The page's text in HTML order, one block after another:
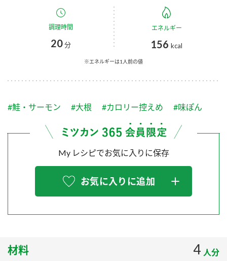
スープ 中華
ふりかけ おすしの素
炊き込みご飯の素 米飯用調味液
お酢ドリンク
つゆ
鍋なび
スペシャルサイト
お酢を知ろう！
ぽん酢サワー
企業理念
ミツカンを知る
環境への取り組み
ZENB initiative
MIM（ミツカンミュージアム）
販売終了製品のご案内
よくあるご質問
地図から取り扱い店舗を探す
調理時間
20分
エネルギー
156 kcal
※エネルギーは1人前の値
#鮭・サーモン #大根 #カロリー控えめ #味ぽん
My レシピでお気に入りに保存
お気に入りに追加
材料 4 人分